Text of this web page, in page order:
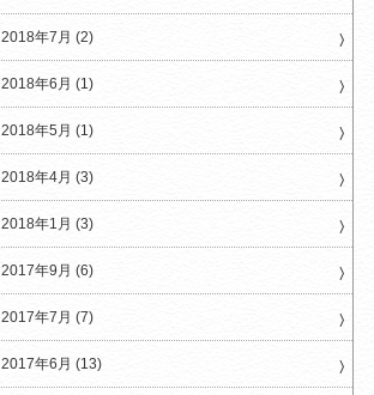
2018年7月 (2)
2018年6月 (1)
2018年5月 (1)
2018年4月 (3)
2018年1月 (3)
2017年9月 (6)
2017年7月 (7)
2017年6月 (13)